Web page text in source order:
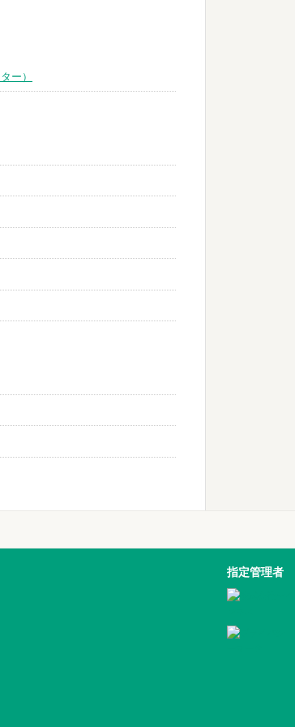
ー）
指定管理者